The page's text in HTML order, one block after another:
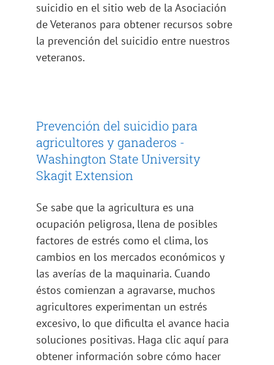
suicidio en el sitio web de la Asociación
de Veteranos para obtener recursos sobre
la prevención del suicidio entre nuestros
veteranos.
Prevención del suicidio para
agricultores y ganaderos -
Washington State University
Skagit Extension
Se sabe que la agricultura es una
ocupación peligrosa, llena de posibles
factores de estrés como el clima, los
cambios en los mercados económicos y
las averías de la maquinaria. Cuando
éstos comienzan a agravarse, muchos
agricultores experimentan un estrés
excesivo, lo que dificulta el avance hacia
soluciones positivas. Haga clic aquí para
obtener información sobre cómo hacer